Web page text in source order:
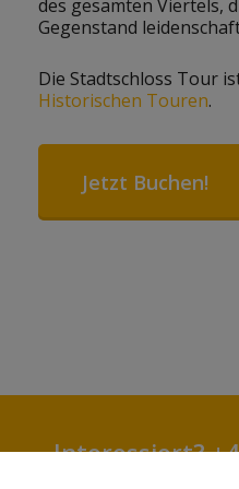
des gesamten Viertels,
Gegenstand
Die Stadtschloss Tour
Historischen Touren.
Jetzt Buchen!
Interessiert?